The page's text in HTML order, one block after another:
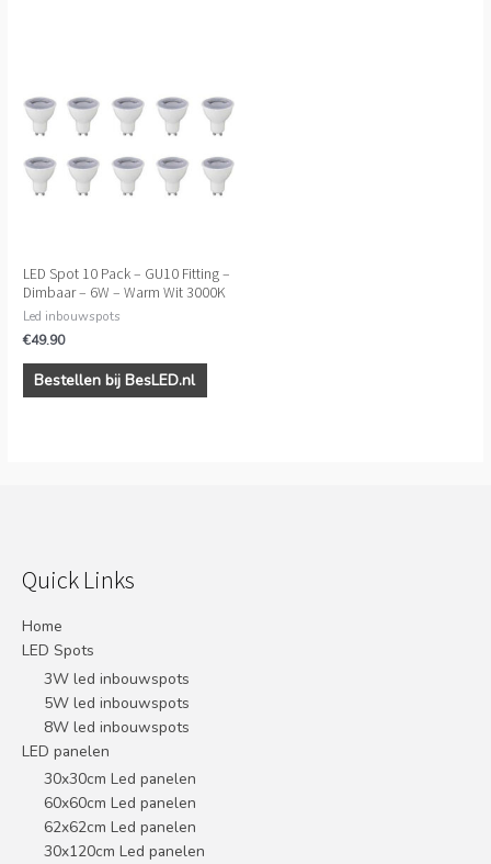
LED Spot 10 Pack – GU10 Fitting –
Dimbaar – 6W – Warm Wit 3000K
Led inbouwspots
€49.90
Bestellen bij BesLED.nl
Quick Links
Home
LED Spots
3W led inbouwspots
5W led inbouwspots
8W led inbouwspots
LED panelen
30x30cm Led panelen
60x60cm Led panelen
62x62cm Led panelen
30x120cm Led panelen